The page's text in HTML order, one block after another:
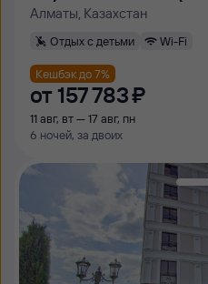
Алматы, Казахстан
Отдых с детьми Wi-Fi
Кешбэк до 7%
от 157 ⁠783 ⁠₽
11 авг, вт — 17 авг, пн
6 ночей, за двоих